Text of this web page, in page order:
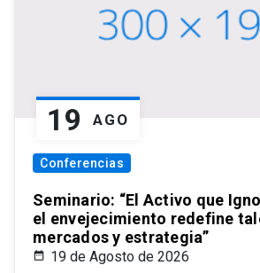
19 AGO
Conferencias
Seminario: “El Activo que
el envejecimiento redefine
mercados y estrategia”
19 de Agosto de 2026